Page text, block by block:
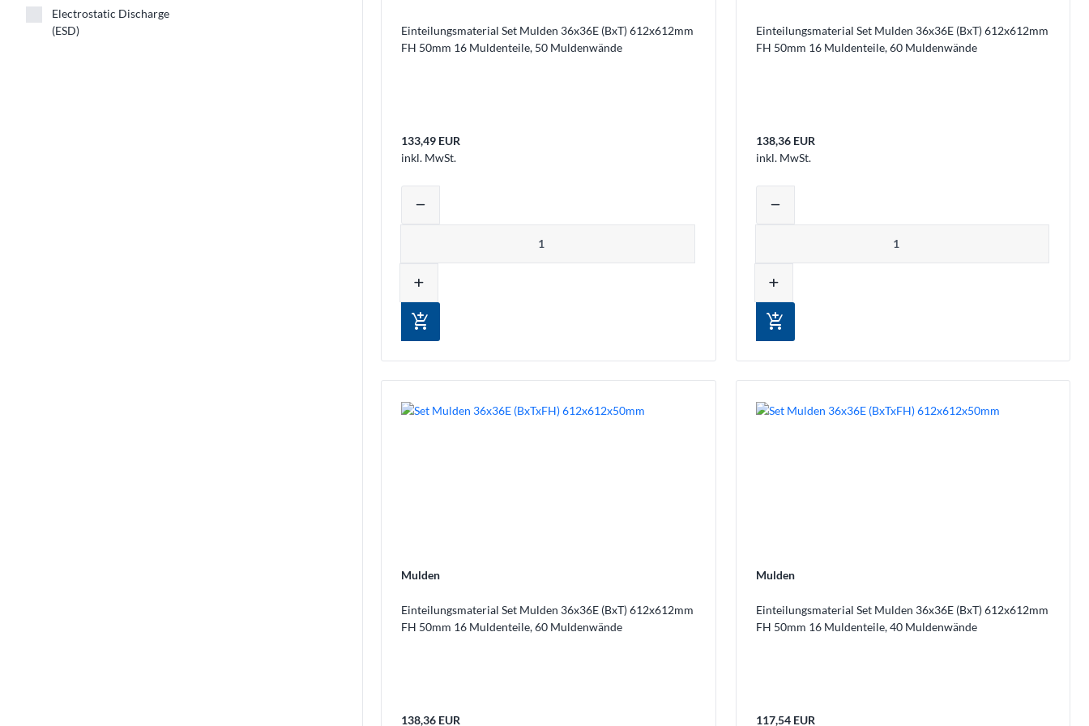
ESDElectrostatic Discharge
(ESD)
Einteilungsmaterial Set Mulden 36x36E (BxT) 612x612mm
FH 50mm 16 Muldenteile, 50 Muldenwände
133,49 EUR
inkl. MwSt.
Produktmenge auswählen und in den Warenkorb legen
remove
add
add_shopping_cart
Einteilungsmaterial Set Mulden 36x36E (BxT) 612x612mm
FH 50mm 16 Muldenteile, 60 Muldenwände
138,36 EUR
inkl. MwSt.
Produktmenge auswählen und in den
remove
add
add_shopping_cart
Mulden
Einteilungsmaterial Set Mulden 36x36E (BxT) 612x612mm
FH 50mm 16 Muldenteile, 60 Muldenwände
138,36 EUR
Mulden
Einteilungsmaterial Set Mulden 36x36E (BxT) 612x612mm
FH 50mm 16 Muldenteile, 40 Muldenwände
117,54 EUR